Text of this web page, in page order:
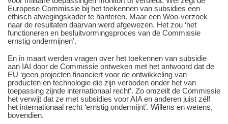
Europese Commissie bij het toekennen van subsidies een
ethisch afwegingskader te hanteren. Maar een Woo-verzoek
naar de resultaten daarvan werd afgewezen. Het zou ‘het
functioneren en besluitvormingsproces van de Commissie
ernstig ondermijnen’.
En in maart werden vragen over het toekennen van subsidie
aan IAI door de Commissie ontweken met het antwoord dat de
EU ‘geen projecten financiert voor de ontwikkeling van
producten en technologie die zijn verboden onder het van
toepassing zijnde internationaal recht’. Zo omzeilt de Commissie
het verwijt dat ze met subsidies voor AIA en anderen juist zélf
het internationaal recht ‘ernstig ondermijnt’. Willens en wetens,
bovendien.